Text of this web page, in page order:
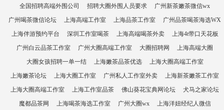
全国招聘高端外围公司
招聘大圈外围人员要求
广州新茶嫩茶微信wx
广州喝茶微信论坛
上海高端工作室 上海品茶工作室
广州品茶喝茶海选WX
上海伴游预约平台
深圳工作室喝茶 上海高端喝茶外卖
上海4t带口天花板
广州白云品茶工作室
广州大圈高端工作室 大圈招聘网
上海高端大圈
大圈女孩招聘一单一结
上海嫩茶品茶优选
上海大圈高端工作室
上海嫩茶论坛
上海大圈工作室 广州私人工作室外卖
上海新茶嫩茶工作室
上海大圈高端工作室
上海工作室品茶 佛山葵花宝典网论坛
犬马之家论坛
魔都品茶网
上海喝茶海选工作室 广州大圈wx 上海洋妞经纪人微信